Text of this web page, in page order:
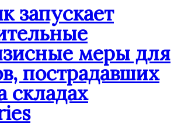
запускает
меры для
пострадавших
складах